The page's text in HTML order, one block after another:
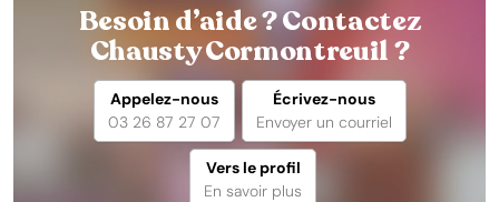
Besoin d’aide ? Contactez
Chausty Cormontreuil ?
Appelez-nous
03 26 87 27 07
Écrivez-nous
Envoyer un courriel
Vers le profil
En savoir plus